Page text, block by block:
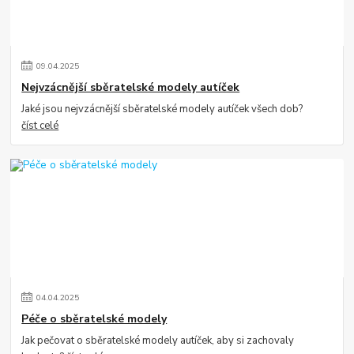
09.04.2025
Nejvzácnější sběratelské modely autíček
Jaké jsou nejvzácnější sběratelské modely autíček všech dob?
číst celé
04.04.2025
Péče o sběratelské modely
Jak pečovat o sběratelské modely autíček, aby si zachovaly